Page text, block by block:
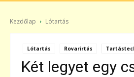
Kezdőlap Lótartás
Lótartás Rovarirtás
Két legyet egy